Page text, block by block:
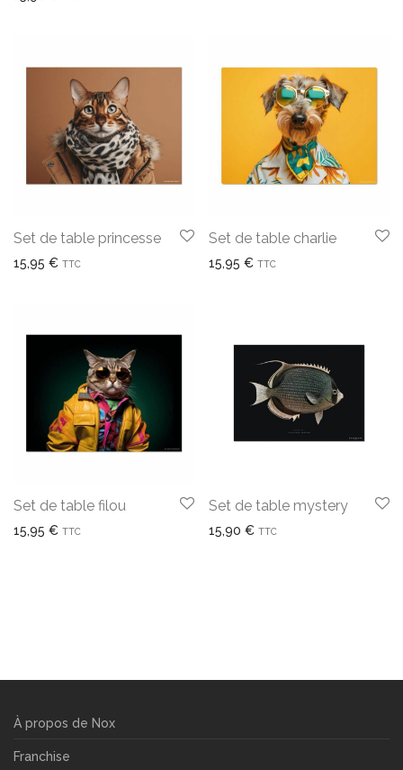
Set de table princesse
15,95 € TTC
Set de table charlie
15,95 € TTC
Set de table filou
15,95 € TTC
Set de table mystery
15,90 € TTC
À propos de Nox
Franchise